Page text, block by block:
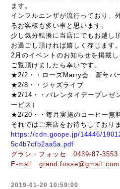
ます。
インフルエンザが流行っており、
るお客様も多い事と思います。
少し気分転換に当店にでもお越し
お過ごし頂ければ嬉しく存じます。
2月のイベントのお知らせを掲載し
ご覧頂けましたら幸いです。
★2/2・・ローズMarry会 新年パ
★2/8・・ジャズライブ
★2/14・・バレンタイデープレゼ
ービス）
★2/20・・毎月実施のコーヒー無
それではご来店をお待ちしており
https://cdn.goope.jp/14446/
5c4b7cfb2aa5a.pdf
グラン・フォッセ 0439-87-3553
E-mail grand.fosse@gmail.com
2019-01-20 10:59:00